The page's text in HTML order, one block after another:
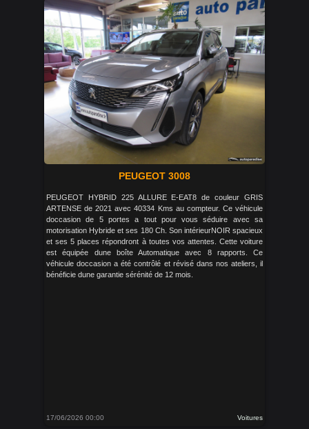
PEUGEOT 3008
PEUGEOT HYBRID 225 ALLURE E-EAT8 de couleur GRIS
ARTENSE de 2021 avec 40334 Kms au compteur. Ce véhicule
doccasion de 5 portes a tout pour vous séduire avec sa
motorisation Hybride et ses 180 Ch. Son intérieurNOIR spacieux
et ses 5 places répondront à toutes vos attentes. Cette voiture
est équipée dune boîte Automatique avec 8 rapports. Ce
véhicule doccasion a été contrôlé et révisé dans nos ateliers, il
bénéficie dune garantie sérénité de 12 mois.
17/06/2026 00:00 Voitures